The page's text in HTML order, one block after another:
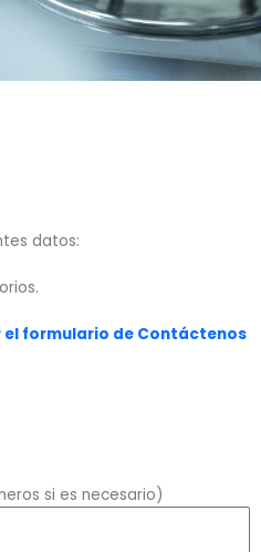
datos:
formulario de Contáctenos
si es necesario)